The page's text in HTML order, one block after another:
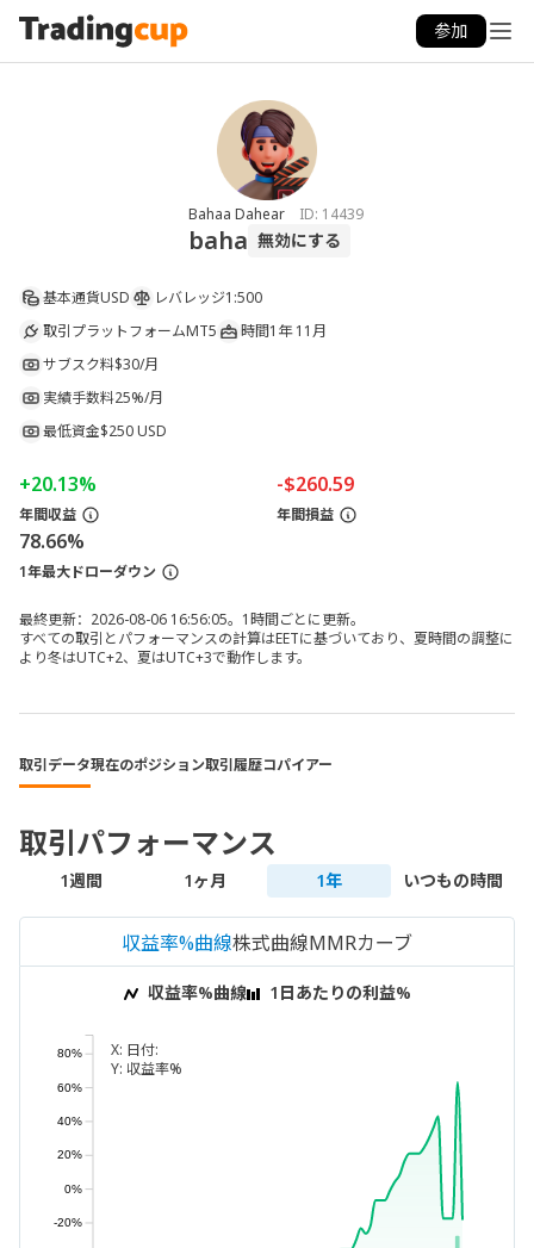
参加
Bahaa Dahear ID: 14439
baha 無効にする
基本通貨USD レバレッジ1:500
取引プラットフォームMT5 時間1年 11月
サブスク料$30/月
実績手数料25%/月
最低資金$250 USD
+20.13%
年間収益
-$260.59
年間損益
78.66%
1年最大ドローダウン
最終更新：2026-08-06 16:56:05。1時間ごとに更新。
すべての取引とパフォーマンスの計算はEETに基づいており、夏時間の調整に
より冬はUTC+2、夏はUTC+3で動作します。
取引データ現在のポジション取引履歴コパイアー
取引パフォーマンス
1週間 1ヶ月 1年 いつもの時間
収益率%曲線株式曲線MMRカーブ
収益率%曲線 1日あたりの利益%
X: 日付:
Y: 収益率%
-20%
0%
20%
40%
60%
80%